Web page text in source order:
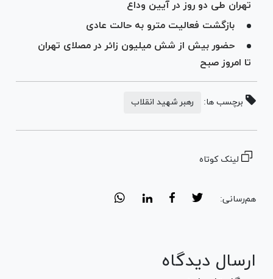
تهران طی دو روز در آیین وداع
بازگشت فعالیت مترو به حالت عادی
حضور بیش از شش میلیون زائر در مصلای تهران
تا امروز صبح
برچسب ها: رهبر شهید انقلاب
لینک کوتاه
هم‌رسانی:
ارسال دیدگاه